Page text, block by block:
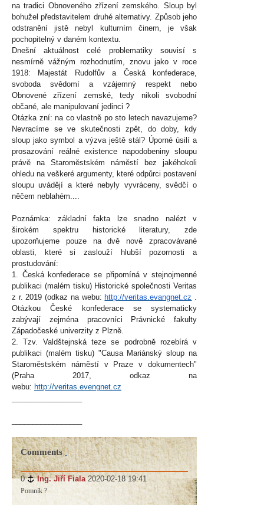
na tradici Obnoveného zřízení zemského. Sloup byl
bohužel představitelem druhé alternativy. Způsob jeho
odstranění jistě nebyl kulturním činem, je však
pochopitelný v daném kontextu.
Dnešní aktuálnost celé problematiky souvisí s
nesmírně vážným rozhodnutím, znovu jako v roce
1918: Majestát Rudolfův a Česká konfederace,
svoboda svědomí a vzájemný respekt nebo
Obnovené zřízení zemské, tedy nikoli svobodní
občané, ale manipulovaní jedinci ?
Otázka zní: na co vlastně po sto letech navazujeme?
Nevracíme se ve skutečnosti zpět, do doby, kdy
sloup jako symbol a výzva ještě stál? Úporné úsilí a
prosazování reálné existence napodobeniny sloupu
právě na Staroměstském náměstí bez jakéhokoli
ohledu na veškeré argumenty, které odpůrci postavení
sloupu uvádějí a které nebyly vyvráceny, svědčí o
něčem neblahém....
Poznámka: základní fakta lze snadno nalézt v
širokém spektru historické literatury, zde
upozorňujeme pouze na dvě nově zpracovávané
oblasti, které si zaslouží hlubší pozornosti a
prostudování:
1. Česká konfederace se připomíná v stejnojmenné
publikaci (malém tisku) Historické společnosti Veritas
z r. 2019 (odkaz na webu: http://veritas.evangnet.cz
Otázkou České konfederace se systematicky
zabývají zejména pracovníci Právnické fakulty
Západočeské univerzity z Plzně.
2. Tzv. Valdštejnská teze se podrobně rozebírá v
publikaci (malém tisku) "Causa Mariánský sloup na
Staroměstském náměstí v Praze v dokumentech"
(Praha 2017, odkaz na
webu: http://veritas.evengnet.cz
Comments
0 # Ing. Jiří Fiala 2020-02-18 19:41
Pomník ?